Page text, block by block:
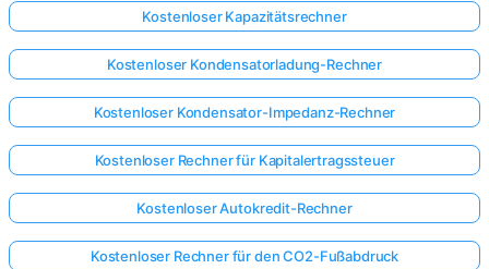
Kostenloser Kapazitätsrechner
Kostenloser Kondensatorladung-Rechner
Kostenloser Kondensator-Impedanz-Rechner
Kostenloser Rechner für Kapitalertragssteuer
Kostenloser Autokredit-Rechner
Kostenloser Rechner für den CO2-Fußabdruck